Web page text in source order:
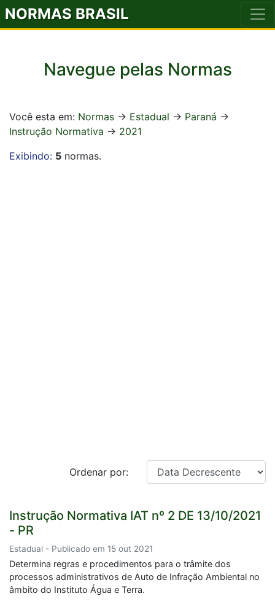
NORMAS BRASIL
Navegue pelas Normas
Você esta em: Normas -> Estadual -> Paraná ->
Instrução Normativa -> 2021
Exibindo: 5 normas.
Ordenar por:
Instrução Normativa IAT nº 2 DE 13/10/2021
- PR
Estadual - Publicado em 15 out 2021
Determina regras e procedimentos para o trâmite dos
processos administrativos de Auto de Infração Ambiental no
âmbito do Instituto Água e Terra.